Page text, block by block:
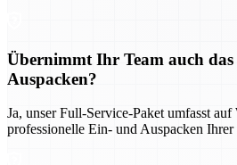
Übernimmt Ihr Team auch
Auspacken?
Ja, unser Full-Service-Paket umfasst auf
professionelle Ein- und Auspacken Ihrer